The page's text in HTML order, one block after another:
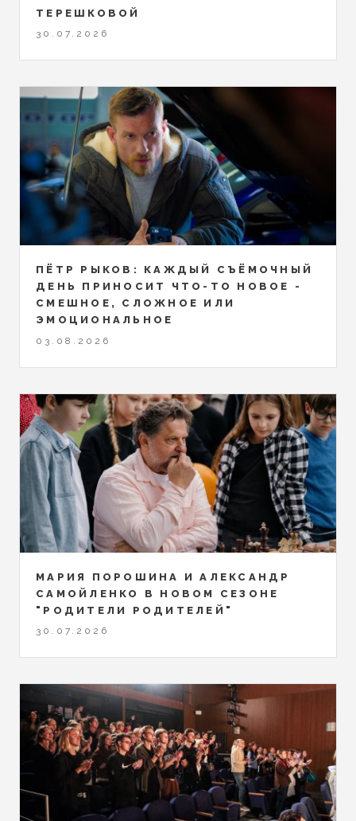
ТЕРЕШКОВОЙ
30.07.2026
ПЁТР РЫКОВ: КАЖДЫЙ СЪЁМОЧНЫЙ
ДЕНЬ ПРИНОСИТ ЧТО-ТО НОВОЕ -
СМЕШНОЕ, СЛОЖНОЕ ИЛИ
ЭМОЦИОНАЛЬНОЕ
03.08.2026
МАРИЯ ПОРОШИНА И АЛЕКСАНДР
САМОЙЛЕНКО В НОВОМ СЕЗОНЕ
"РОДИТЕЛИ РОДИТЕЛЕЙ"
30.07.2026